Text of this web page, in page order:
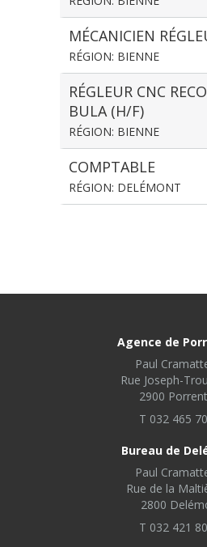
MÉCANICIEN
RÉGION: BIENNE
RÉGLEUR CNC
BULA (H/F)
RÉGION: BIENNE
COMPTABLE
RÉGION: DELÉMONT
Agence de
Paul
Rue Joseph-
2900
T 032 465
Bureau de
Paul
Rue de la
2800
T 032 421